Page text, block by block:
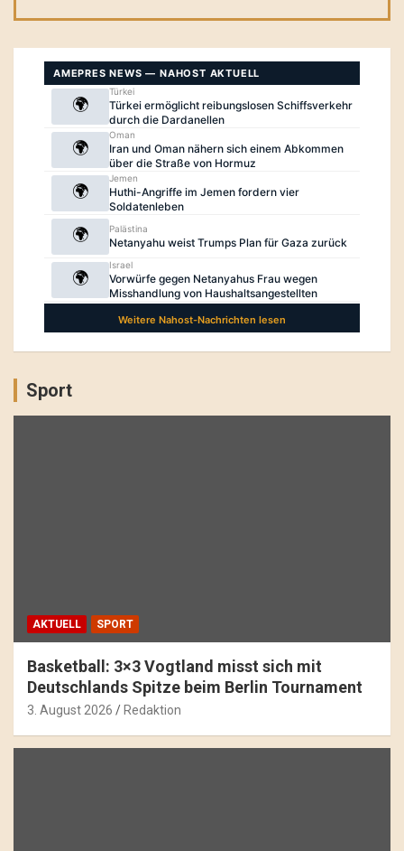
Sport
AKTUELL SPORT
Basketball: 3×3 Vogtland misst sich mit
Deutschlands Spitze beim Berlin Tournament
3. August 2026 Redaktion